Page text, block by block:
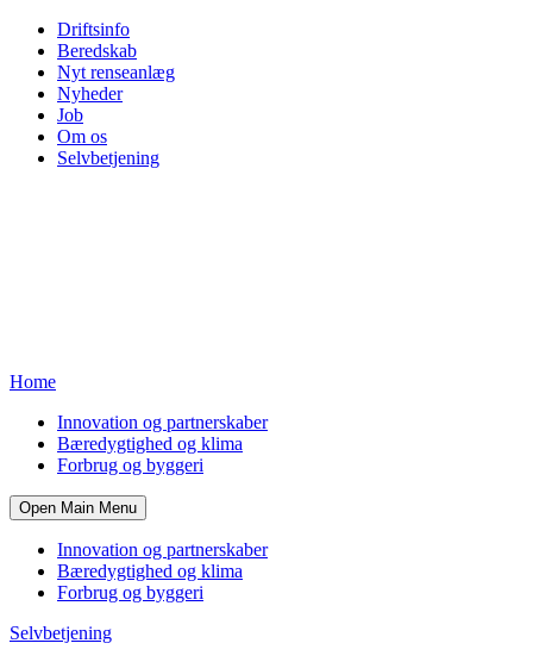
Driftsinfo
Beredskab
Nyt renseanlæg
Nyheder
Job
Om os
Selvbetjening
Home
Innovation og partnerskaber
Bæredygtighed og klima
Forbrug og byggeri
Open Main Menu
Innovation og partnerskaber
Bæredygtighed og klima
Forbrug og byggeri
Selvbetjening